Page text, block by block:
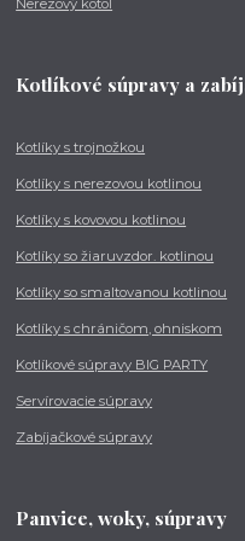
Nerezový kotol
Kotlíkové súpravy a
Kotlíky s trojnožkou
Kotlíky s nerezovou kotlinou
Kotlíky s kovovou kotlinou
Kotlíky so žiaruvzdor. kotlinou
Kotlíky so smaltovanou kotlinou
Kotlíky s chráničom, ohniskom
Kotlíkové súpravy BIG PARTY
Servírovacie súpravy
Zabíjačkové súpravy
Panvice, woky, súpravy